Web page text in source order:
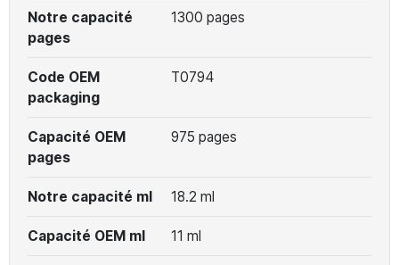
Notre capacité
pages
1300 pages
Code OEM
packaging
T0794
Capacité OEM
pages
975 pages
Notre capacité ml 18.2 ml
Capacité OEM ml 11 ml